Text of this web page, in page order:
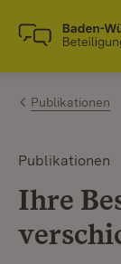
Zum
Link zur
Publikationen
Publikationen
Ihre